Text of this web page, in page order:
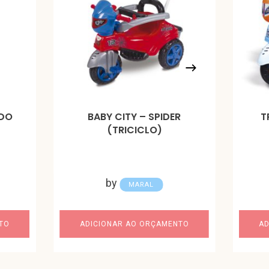
BABY CITY – SPIDER
(TRICICLO)
by MARAL
ADICIONAR AO ORÇAMENTO